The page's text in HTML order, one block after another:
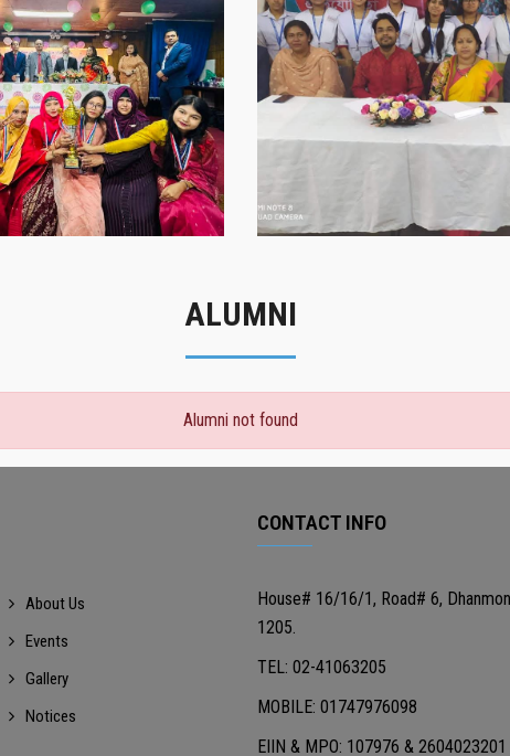
গৌরবের মুহূর্ত
গৌরবের মুহূর্ত
সাফল্যের স্মৃতি
সাফল্যের স্মৃতি
ALUMNI
Alumni not found
About Us
Events
Gallery
Notices
CONTACT INFO
House# 16/16/1, Road# 6,
1205.
TEL: 02-41063205
MOBILE: 01747976098
EIIN & MPO: 107976 & 2604023201